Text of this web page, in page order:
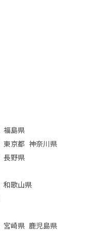
福島県
東京都 神奈川県
長野県
和歌山県
宮崎県 鹿児島県